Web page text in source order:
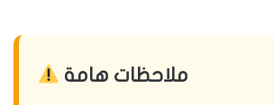
ملاحظات هامة